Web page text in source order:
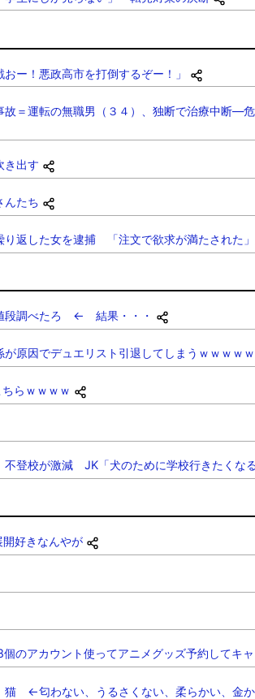
ー！悪政高市を打倒するぞー！」
故＝運転の無職男（３４）、独断で治療中断―
き出す
んたち
返した女を逮捕 「注文で欲求が満たされた
値段調べたろ ← 結果・・・
が原因でデュエリスト引退してしまうｗｗｗｗ
らｗｗｗｗ
不登校が激減 JK「犬のために学校行きたくな
好きなんやが
のアカウント使ってアニメグッズ予約してキ
匂わない、うるさくない、柔らかい、金か